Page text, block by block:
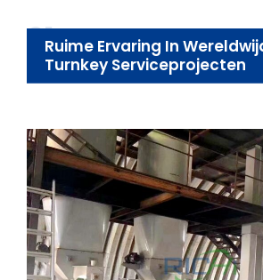
01Ruime Ervaring In
Turnkey Serviceprojecten